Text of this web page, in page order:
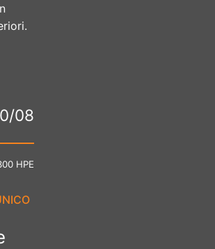
08
HPE